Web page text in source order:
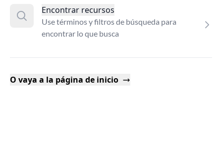
Encontrar recursos
Use términos y filtros de búsqueda para
encontrar lo que busca
O vaya a la página de inicio